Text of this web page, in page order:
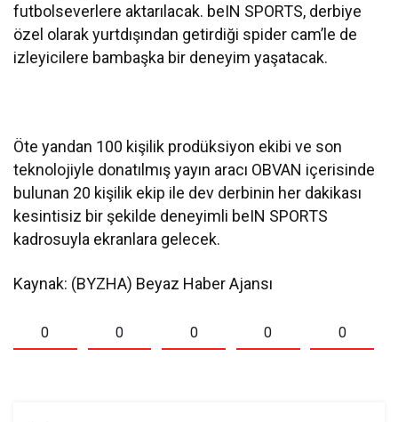
futbolseverlere aktarılacak. beIN SPORTS, derbiye
özel olarak yurtdışından getirdiği spider cam’le de
izleyicilere bambaşka bir deneyim yaşatacak.
Öte yandan 100 kişilik prodüksiyon ekibi ve son
teknolojiyle donatılmış yayın aracı OBVAN içerisinde
bulunan 20 kişilik ekip ile dev derbinin her dakikası
kesintisiz bir şekilde deneyimli beIN SPORTS
kadrosuyla ekranlara gelecek.
Kaynak: (BYZHA) Beyaz Haber Ajansı
0 0 0 0 0